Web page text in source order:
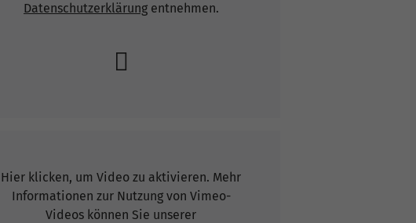
Datenschutzerklärungentnehmen.
Hier klicken, um Video zu aktivieren. Mehr
Informationen zur Nutzung von Vimeo-
Videos können Sie unserer